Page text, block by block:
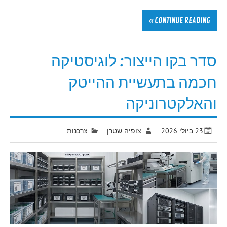
CONTINUE READING »
סדר בקו הייצור: לוגיסטיקה
חכמה בתעשיית ההייטק
והאלקטרוניקה
23 ביולי 2026 צופיה שטרן צרכנות